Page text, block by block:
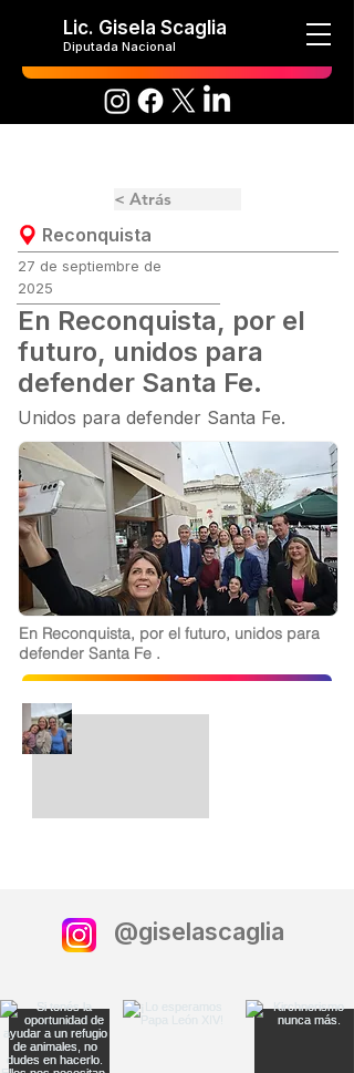
Lic. Gisela Scaglia
Diputada Nacional
< Atrás
Reconquista
27 de septiembre de
2025
En Reconquista, por el
futuro, unidos para
defender Santa Fe.
Unidos para defender Santa Fe.
En Reconquista, por el futuro, unidos para
defender Santa Fe .
@giselascaglia